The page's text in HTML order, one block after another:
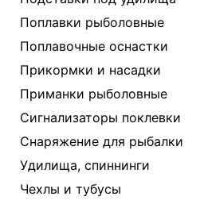
Поплавки рыболовные
Поплавочные оснастки
Прикормки и насадки
Приманки рыболовные
Сигнализаторы поклевки
Снаряжение для рыбалки
Удилища, спиннинги
Чехлы и тубусы